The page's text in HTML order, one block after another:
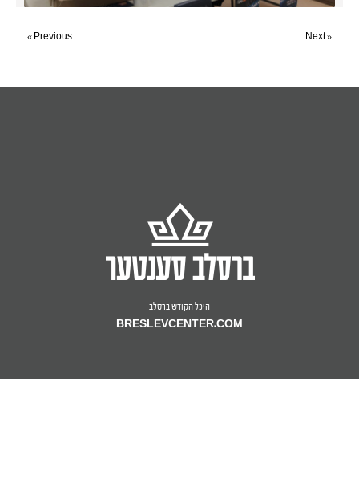
« Previous Next »
היכל הקודש ברסלב
BRESLEVCENTER.COM